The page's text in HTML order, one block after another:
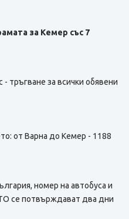
за Кемер със 7
тръгване за всички обявени
от Варна до Кемер - 1188
номер на автобуса и
се потвърждават два дни